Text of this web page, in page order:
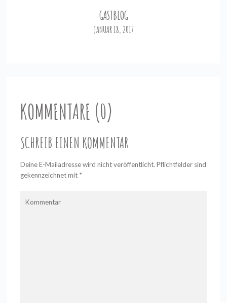
GASTBLOG
JANUAR 18, 2017
KOMMENTARE (0)
SCHREIB EINEN KOMMENTAR
Deine E-Mailadresse wird nicht veröffentlicht. Pflichtfelder sind
gekennzeichnet mit *